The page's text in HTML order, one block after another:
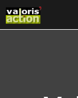
to
content